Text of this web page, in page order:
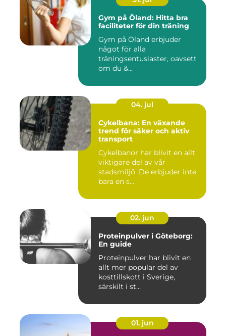
Gym på Öland: Hitta bra
faciliteter för din träning
Gym på Öland erbjuder
något för alla
träningsentusiaster, oavsett
om du &...
04. jul
Cykelbana: En växande
trend för säker och aktiv
transport
Cykelbanor har blivit en allt
viktigare del av vår
stadsmiljö. De erbjuder inte
bara en s...
02. jun
Proteinpulver i Göteborg:
En guide
Proteinpulver har blivit en
allt mer populär del av
kosttillskott i Sverige,
särskilt i st...
01. jun